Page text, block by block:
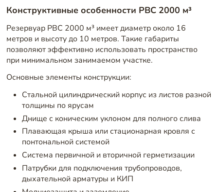
Конструктивные особенности РВС 2000 м³
Резервуар РВС 2000 м³ имеет диаметр около 16
метров и высоту до 10 метров. Такие габариты
позволяют эффективно использовать пространство
при минимальном занимаемом участке.
Основные элементы конструкции:
Стальной цилиндрический корпус из листов разной
толщины по ярусам
Днище с коническим уклоном для полного слива
Плавающая крыша или стационарная кровля с
понтональной системой
Система первичной и вторичной герметизации
Патрубки для подключения трубопроводов,
дыхательной арматуры и КИП